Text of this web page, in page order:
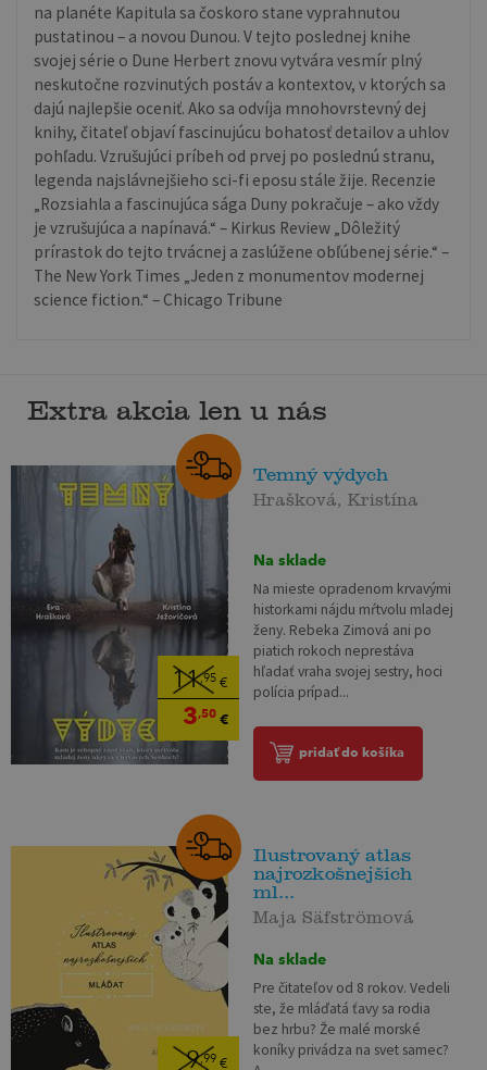
na planéte Kapitula sa čoskoro stane vyprahnutou
pustatinou – a novou Dunou. V tejto poslednej knihe
svojej série o Dune Herbert znovu vytvára vesmír plný
neskutočne rozvinutých postáv a kontextov, v ktorých sa
dajú najlepšie oceniť. Ako sa odvíja mnohovrstevný dej
knihy, čitateľ objaví fascinujúcu bohatosť detailov a uhlov
pohľadu. Vzrušujúci príbeh od prvej po poslednú stranu,
legenda najslávnejšieho sci-fi eposu stále žije. Recenzie
„Rozsiahla a fascinujúca sága Duny pokračuje – ako vždy
je vzrušujúca a napínavá.“ – Kirkus Review „Dôležitý
prírastok do tejto trvácnej a zaslúžene obľúbenej série.“ –
The New York Times „Jeden z monumentov modernej
science fiction.“ – Chicago Tribune
Extra akcia len u nás
11,95€
3,50€
Temný výdych
Hrašková, Kristína
Na sklade
Na mieste opradenom krvavými
historkami nájdu mŕtvolu mladej
ženy. Rebeka Zimová ani po
piatich rokoch neprestáva
hľadať vraha svojej sestry, hoci
polícia prípad...
pridať do košíka
9,99 €
Ilustrovaný atlas
najrozkošnejších
ml...
Maja Säfströmová
Na sklade
Pre čitateľov od 8 rokov. Vedeli
ste, že mláďatá ťavy sa rodia
bez hrbu? Že malé morské
koníky privádza na svet samec?